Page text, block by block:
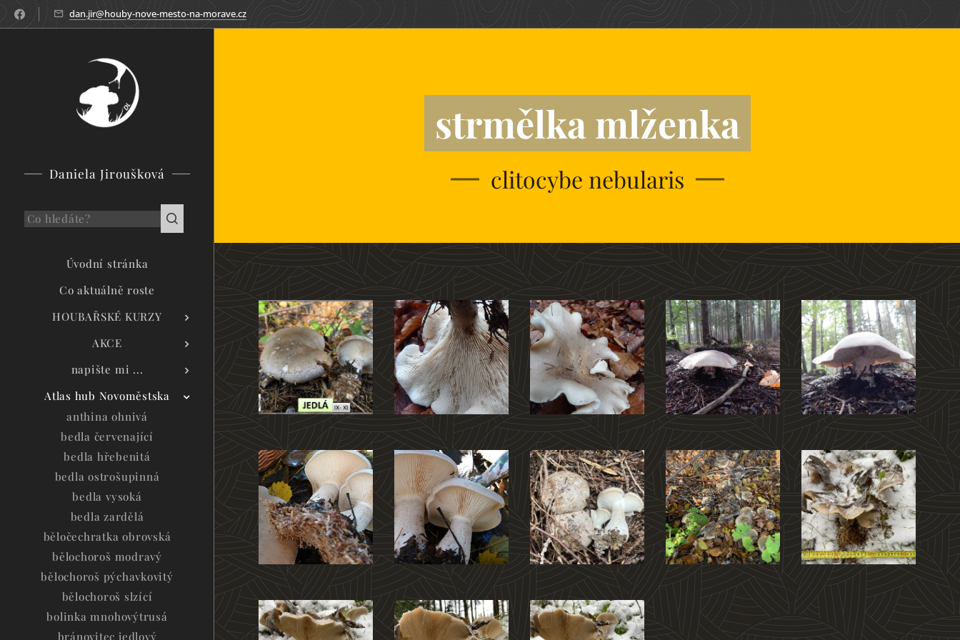
dan.jir@houby-nove-mesto-na-morave.cz
Daniela Jiroušková
Úvodní stránka
Co aktuálně roste
HOUBAŘSKÉ KURZY
AKCE
napište mi ...
Atlas hub Novoměstska
anthina ohnivá
bedla červenající
bedla hřebenitá
bedla ostrošupinná
bedla vysoká
bedla zardělá
běločechratka obrovská
bělochoroš modravý
bělochoroš pýchavkovitý
bělochoroš slzící
bolinka mnohovýtrusá
bránovitec jedlový
strmělka mlženka
clitocybe nebularis